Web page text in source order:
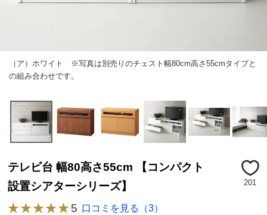
（ア）ホワイト ※写真は別売りのチェスト幅80cm高さ55cmタイプと
の組み合わせです。
テレビ台 幅80高さ55cm 【コンパクト
設置シアターシリーズ】
201
5 口コミを見る（3）